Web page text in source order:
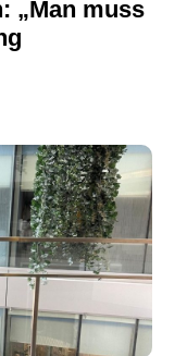
„Man muss